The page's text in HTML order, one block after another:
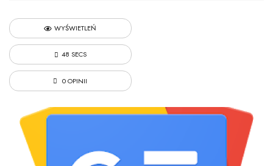
WYŚWIETLEŃ
48 SECS
0 OPINII